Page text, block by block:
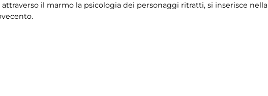
il marmo la psicologia dei personaggi ritratti, si inserisce nella